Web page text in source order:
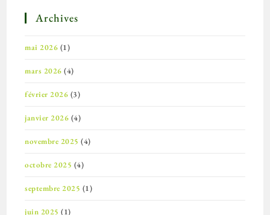
Archives
mai 2026 (1)
mars 2026 (4)
février 2026 (3)
janvier 2026 (4)
novembre 2025 (4)
octobre 2025 (4)
septembre 2025 (1)
juin 2025 (1)